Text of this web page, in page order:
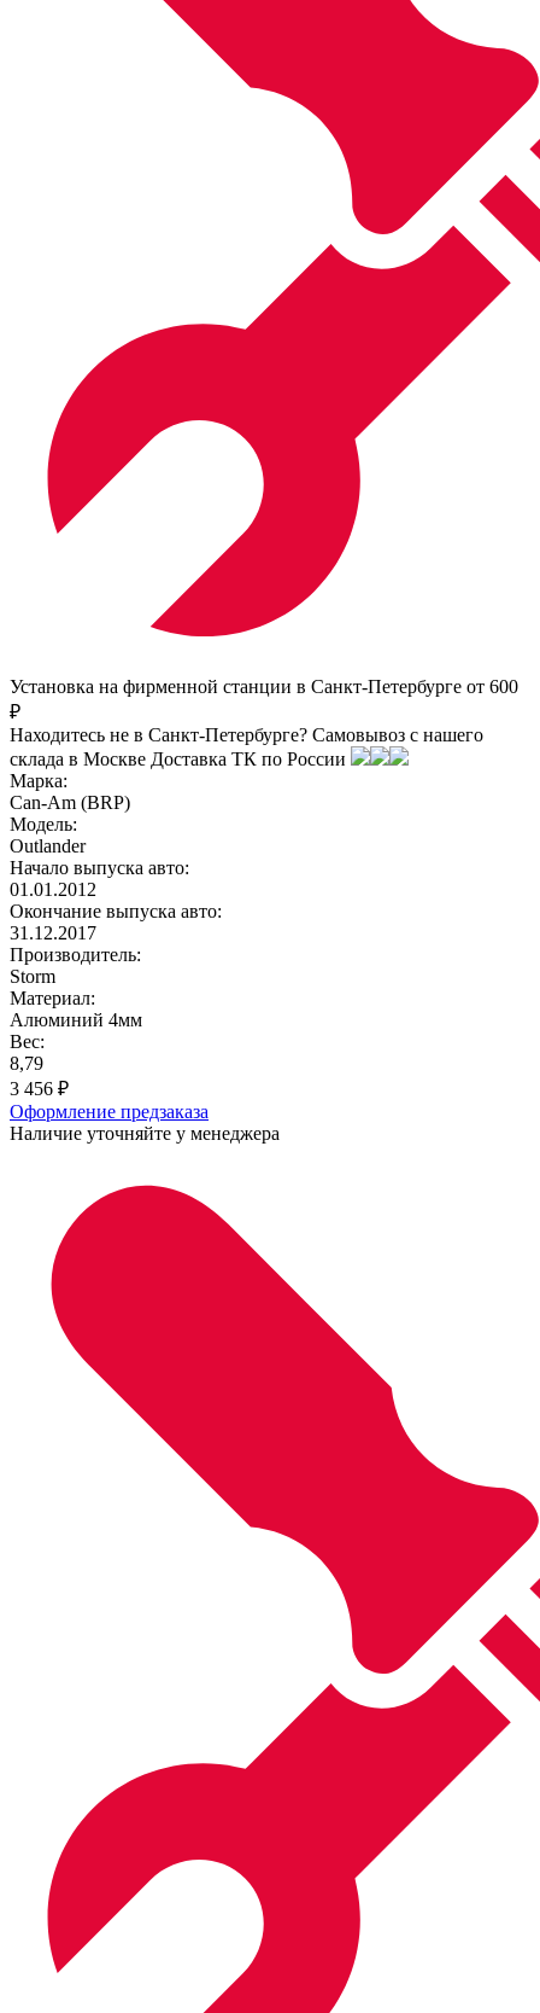
Установка на фирменной станции в Санкт-Петербурге от 600
₽
Находитесь не в Санкт-Петербурге? Самовывоз с нашего
склада в Москве Доставка ТК по России
Марка:
Can-Am (BRP)
Модель:
Outlander
Начало выпуска авто:
01.01.2012
Окончание выпуска авто:
31.12.2017
Производитель:
Storm
Материал:
Алюминий 4мм
Вес:
8,79
3 456 ₽
Оформление предзаказа
Наличие уточняйте у менеджера